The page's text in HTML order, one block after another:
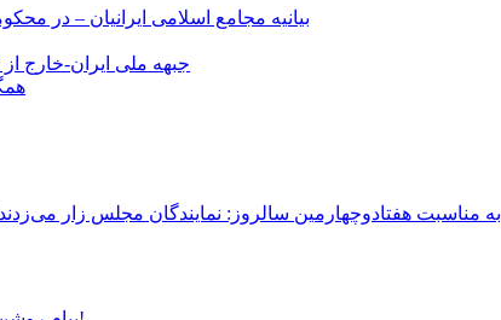
بیانیه مجامع اسلامی ایرانیان – در
جبهه ملی ایران-خارج
به مناسبت هفتادوچهارمین سالروز: نمایندگان مجلس زار می‌زدند/ تهران در آتش؛ ۳۰ تیر ۱۳۳۱